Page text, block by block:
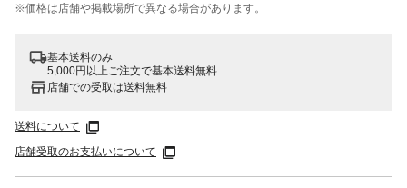
※価格は​店舗や​掲載場所で​異なる​場合が​あります。
基本送料のみ
5,000円以上ご注文で基本送料無料
店舗での受取は送料無料
送料について
店舗受取のお支払いについて